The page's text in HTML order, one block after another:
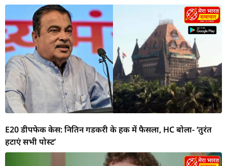
E20 डीपफेक केस: नितिन गडकरी के हक में फैसला, HC बोला- ‘तुरंत
हटाएं सभी पोस्ट’